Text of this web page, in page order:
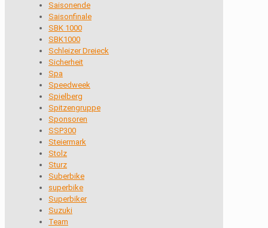
Saisonende
Saisonfinale
SBK 1000
SBK1000
Schleizer Dreieck
Sicherheit
Spa
Speedweek
Spielberg
Spitzengruppe
Sponsoren
SSP300
Steiermark
Stolz
Sturz
Suberbike
superbike
Superbiker
Suzuki
Team